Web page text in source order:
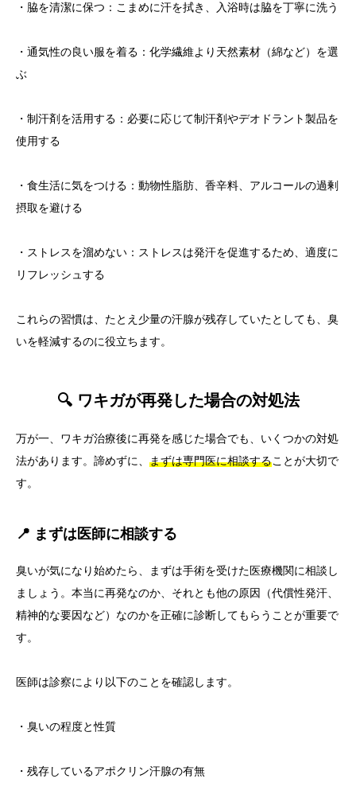
・脇を清潔に保つ：こまめに汗を拭き、入浴時は脇を丁寧に洗う
・通気性の良い服を着る：化学繊維より天然素材（綿など）を選
ぶ
・制汗剤を活用する：必要に応じて制汗剤やデオドラント製品を
使用する
・食生活に気をつける：動物性脂肪、香辛料、アルコールの過剰
摂取を避ける
・ストレスを溜めない：ストレスは発汗を促進するため、適度に
リフレッシュする
これらの習慣は、たとえ少量の汗腺が残存していたとしても、臭
いを軽減するのに役立ちます。
🔍 ワキガが再発した場合の対処法
万が一、ワキガ治療後に再発を感じた場合でも、いくつかの対処
法があります。諦めずに、 まずは専門医に相談することが大切で
す。
📍 まずは医師に相談する
臭いが気になり始めたら、まずは手術を受けた医療機関に相談し
ましょう。本当に再発なのか、それとも他の原因（代償性発汗、
精神的な要因など）なのかを正確に診断してもらうことが重要で
す。
医師は診察により以下のことを確認します。
・臭いの程度と性質
・残存しているアポクリン汗腺の有無